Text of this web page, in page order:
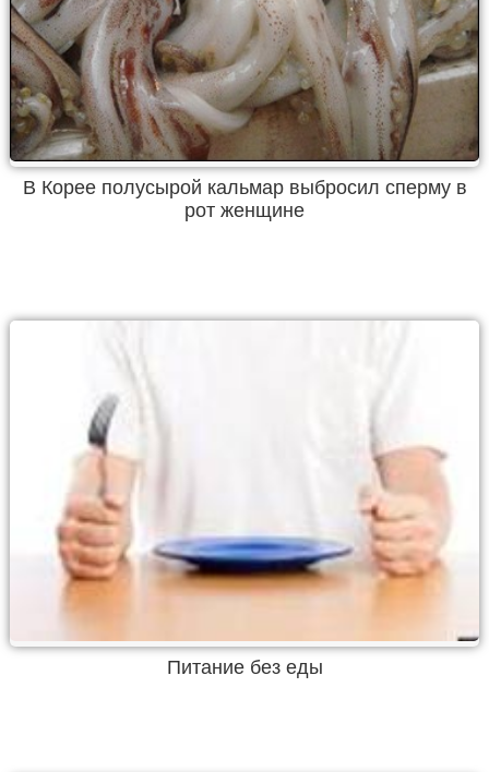
В Корее полусырой кальмар выбросил сперму в
рот женщине
Питание без еды